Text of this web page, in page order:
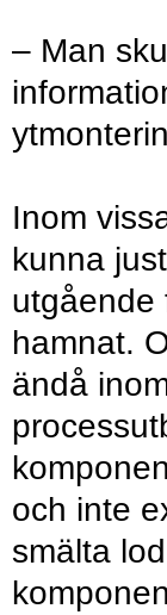
– Man
Inom
kunna
utgående
hamnat.
ändå
och inte
smälta